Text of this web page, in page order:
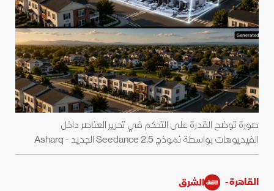
صورة توضح القدرة على التحكم في تحرير العناصر داخل
الفيديوهات بواسطة نموذج Seedance 2.5 الجديد - Asharq
القاهرة - الشرق